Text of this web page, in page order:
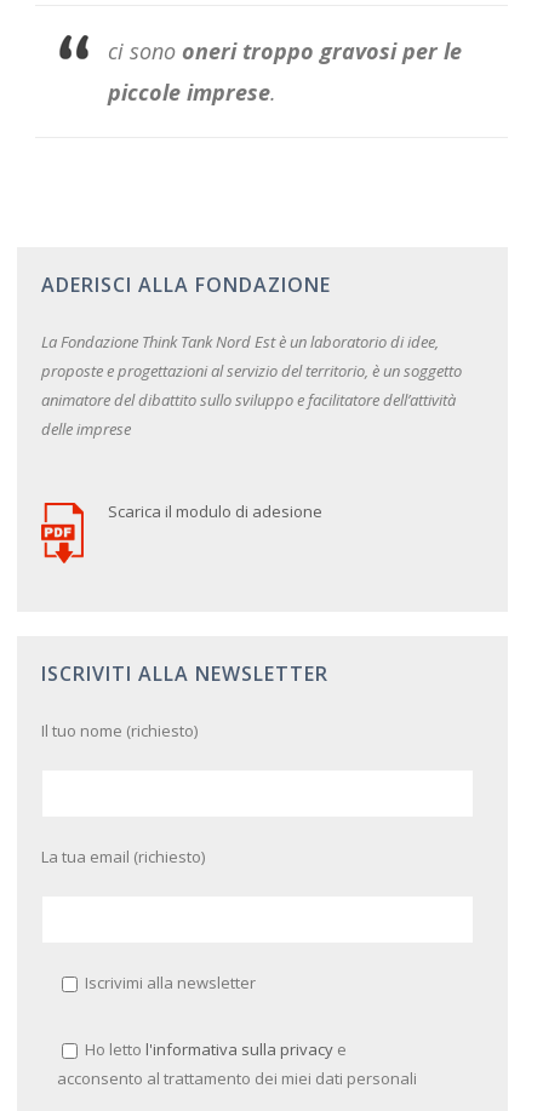
ci sono oneri troppo gravosi per le
piccole imprese.
ADERISCI ALLA FONDAZIONE
La Fondazione Think Tank Nord Est è un laboratorio di idee,
proposte e progettazioni al servizio del territorio, è un soggetto
animatore del dibattito sullo sviluppo e facilitatore dell’attività
delle imprese
Scarica il modulo di adesione
ISCRIVITI ALLA NEWSLETTER
Il tuo nome (richiesto)
La tua email (richiesto)
Iscrivimi alla newsletter
Ho letto l'informativa sulla privacy e
acconsento al trattamento dei miei dati personali